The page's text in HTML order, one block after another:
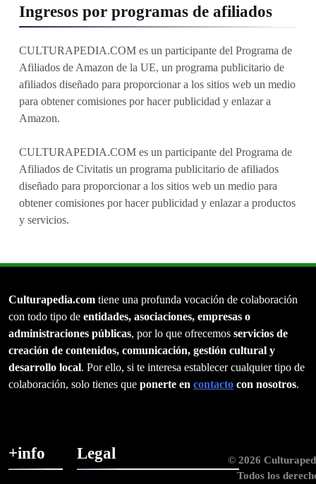
Ingresos por programas de afiliados
CULTURAPEDIA.COM es un participante del Programa de
Afiliados de Amazon de la UE, un programa publicitario de
afiliados diseñado para proporcionar a los sitios web un medio
para obtener comisiones por hacer publicidad y enlazar a
Amazon.
CULTURAPEDIA.COM es un participante del Programa de
Afiliados de Civitatis un programa publicitario de afiliados
diseñado para proporcionar a los sitios web un medio para
obtener comisiones por hacer publicidad y enlazar a productos
y servicios.
Culturapedia.com tiene una profunda vocación de colaboración
con todo tipo de entidades, asociaciones, empresas o
administraciones públicas, por lo que ofrecemos servicios de
creación de contenidos, comunicación, gestión cultural y
desarrollo local. Por ello, si te interesa establecer cualquier tipo de
colaboración, solo tienes que ponerte en contacto con nosotros.
+info Legal
© 2026
Todos los